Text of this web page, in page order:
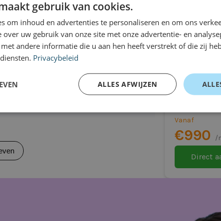
afhankelijk)
Long
Prime 82
Vanaf
€990 /
Direct
gebruik van cookies.
om inhoud en advertenties te personaliseren en om ons
uw gebruik van onze site met onze advertentie- en
andere informatie die u aan hen heeft verstrekt of die zij
Privacybeleid
ALLES AFWIJZEN